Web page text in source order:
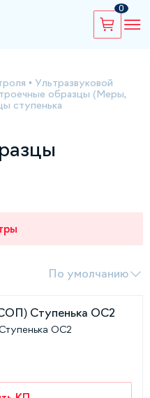
0
• Ультразвуковой
образцы (Меры,
ступенька
По умолчанию
ОС2